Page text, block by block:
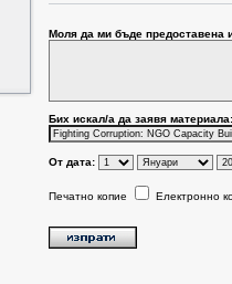
Моля да ми бъде предоставена
Бих искал/a да заявя материала:
От дата:
Печатно копие Електронно